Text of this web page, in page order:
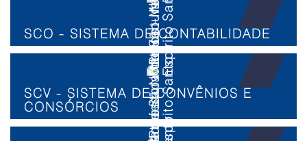
SCO - SISTEMA DE CONTABILIDADE
SCV - SISTEMA DE CONVÊNIOS E
CONSÓRCIOS